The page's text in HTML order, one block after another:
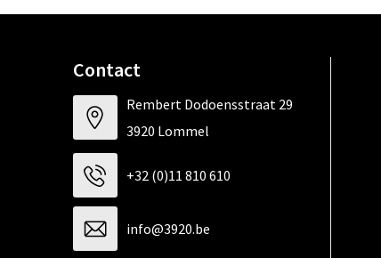
Contact
Rembert Dodoensstraat 29
3920 Lommel
+32 (0)11 810 610
info@3920.be